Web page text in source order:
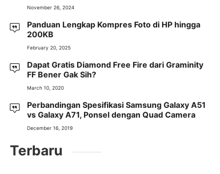
November 26, 2024
Panduan Lengkap Kompres Foto di HP hingga
200KB
February 20, 2025
Dapat Gratis Diamond Free Fire dari Graminity
FF Bener Gak Sih?
March 10, 2020
Perbandingan Spesifikasi Samsung Galaxy A51
vs Galaxy A71, Ponsel dengan Quad Camera
December 16, 2019
Terbaru